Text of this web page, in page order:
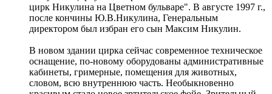
цирк Никулина на Цветном бульваре". В августе 1997 г.,
после кончины Ю.В.Никулина, Генеральным
директором был избран его сын Максим Никулин.
В новом здании цирка сейчас современное техническое
оснащение, по-новому оборудованы административные
кабинеты, гримерные, помещения для животных,
словом, всю внутреннюю часть. Необыкновенно